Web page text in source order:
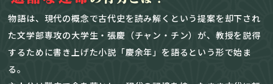
物語は、現代の概念で古代史を読み解くという提案を却下され
た文学部専攻の大学生・張慶（チャン・チン）が、教授を説得
するために書き上げた小説「慶余年」を語るという形で始ま
る。